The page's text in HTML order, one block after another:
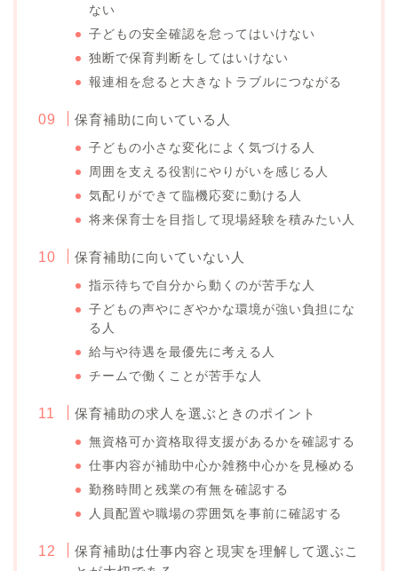
ない
子どもの安全確認を怠ってはいけない
独断で保育判断をしてはいけない
報連相を怠ると大きなトラブルにつながる
保育補助に向いている人
子どもの小さな変化によく気づける人
周囲を支える役割にやりがいを感じる人
気配りができて臨機応変に動ける人
将来保育士を目指して現場経験を積みたい人
保育補助に向いていない人
指示待ちで自分から動くのが苦手な人
子どもの声やにぎやかな環境が強い負担にな
る人
給与や待遇を最優先に考える人
チームで働くことが苦手な人
保育補助の求人を選ぶときのポイント
無資格可か資格取得支援があるかを確認する
仕事内容が補助中心か雑務中心かを見極める
勤務時間と残業の有無を確認する
人員配置や職場の雰囲気を事前に確認する
保育補助は仕事内容と現実を理解して選ぶこ